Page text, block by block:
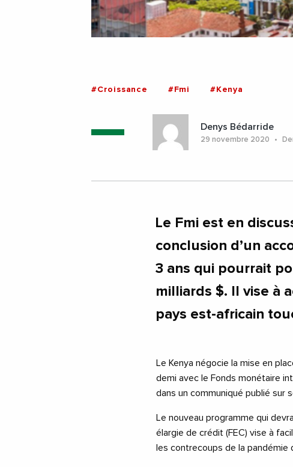
#Croissance #Fmi #Kenya
Denys Bédarride
29 novembre 2020
Le Fmi est en
conclusion d’un
3 ans qui pourrait
milliards $. Il vise à
pays est-africain
Le Kenya négocie la mise en
demi avec le Fonds monétaire
dans un communiqué publié sur
Le nouveau programme qui
élargie de crédit (FEC) vise à
les contrecoups de la pandémie